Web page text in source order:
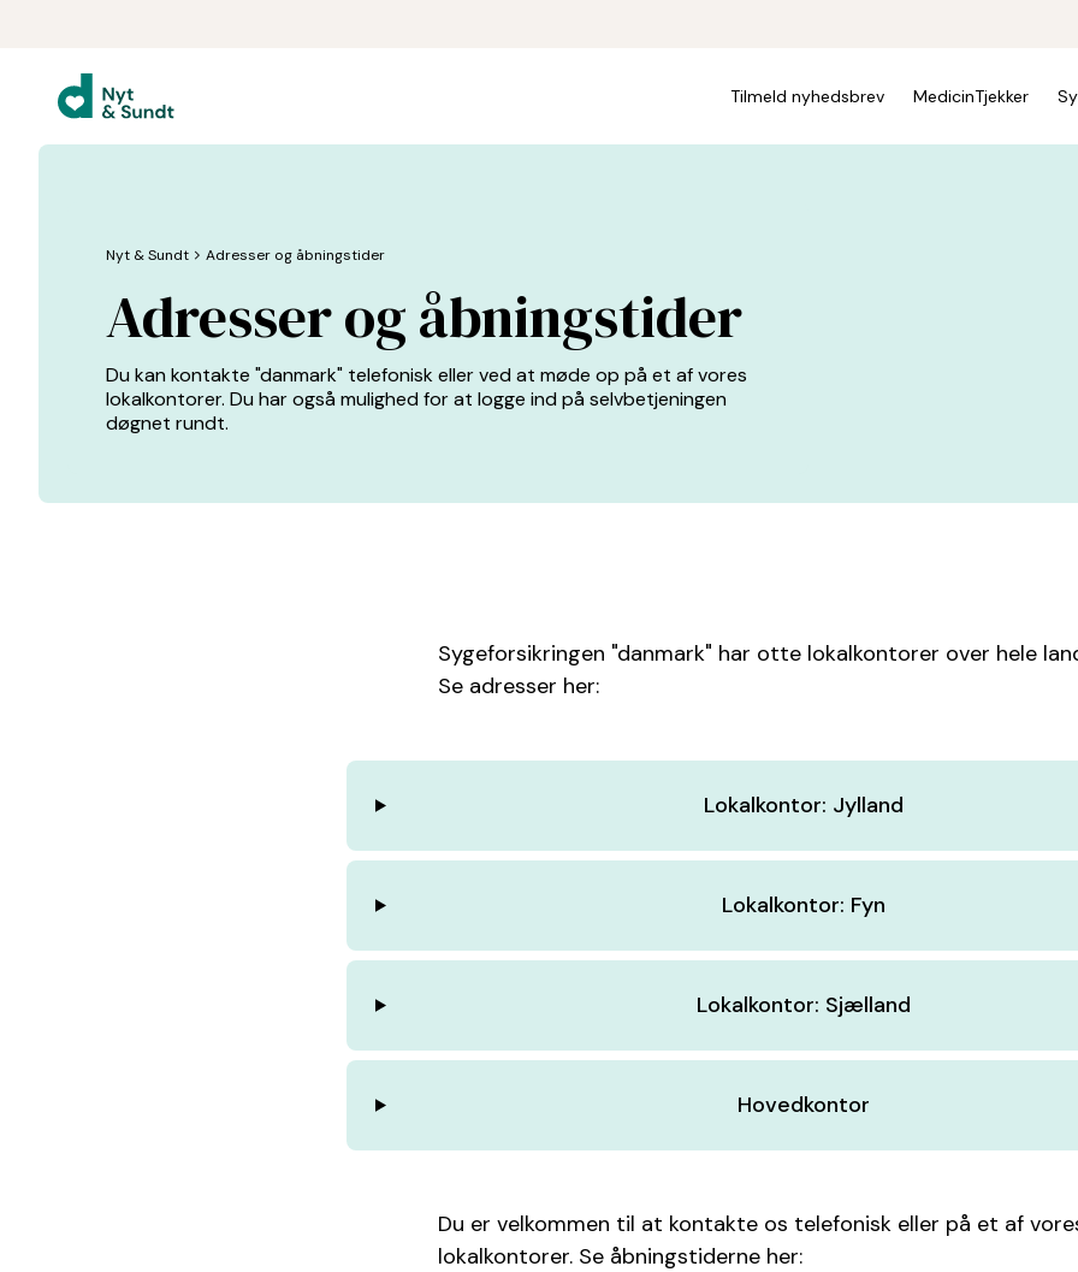
Tilmeld nyhedsbrev MedicinTjekker
Nyt & Sundt chevron_forward Adresser og åbningstider
Adresser og åbningstider
Du kan kontakte "danmark" telefonisk eller ved at møde op på et af vores
lokalkontorer. Du har også mulighed for at logge ind på selvbetjeningen
døgnet rundt.
Sygeforsikringen "danmark" har otte lokalkontorer over hele
Se adresser her:
Lokalkontor: Jylland
Lokalkontor: Fyn
Lokalkontor: Sjælland
Hovedkontor
Du er velkommen til at kontakte os telefonisk eller på et af
lokalkontorer. Se åbningstiderne her: